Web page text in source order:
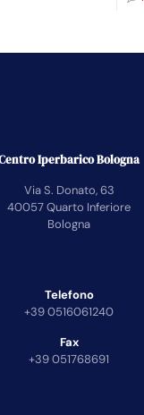
Iperbarico Bologna
Via S. Donato, 63
40057 Quarto Inferiore
Bologna
Telefono
+39 0516061240
Fax
+39 051768691